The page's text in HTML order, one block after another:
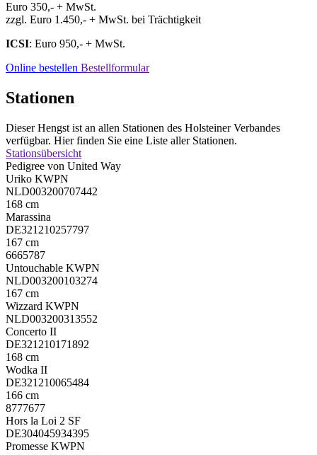
Euro 350,- + MwSt.
zzgl. Euro 1.450,- + MwSt. bei Trächtigkeit
ICSI: Euro 950,- + MwSt.
Online bestellen Bestellformular
Stationen
Dieser Hengst ist an allen Stationen des Holsteiner Verbandes
verfügbar. Hier finden Sie eine Liste aller Stationen.
Stationsübersicht
Pedigree von United Way
Uriko KWPN
NLD003200707442
168 cm
Marassina
DE321210257797
167 cm
6665787
Untouchable KWPN
NLD003200103274
167 cm
Wizzard KWPN
NLD003200313552
Concerto II
DE321210171892
168 cm
Wodka II
DE321210065484
166 cm
8777677
Hors la Loi 2 SF
DE304045934395
Promesse KWPN